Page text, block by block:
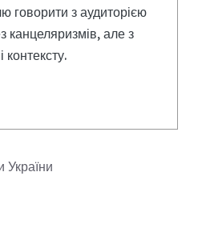
говорити з аудиторією
канцеляризмів, але з
контексту.
України